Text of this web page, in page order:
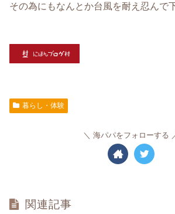
その為にもなんとか台風を耐え忍んで
暮らし・体験
海パパをフォローする
関連記事